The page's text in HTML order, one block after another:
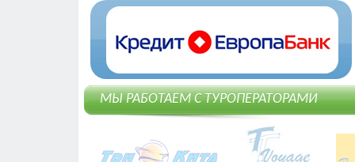
МЫ РАБОТАЕМ С ТУРОПЕРАТОРАМИ